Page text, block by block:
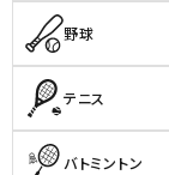
野球
テニス
バトミントン